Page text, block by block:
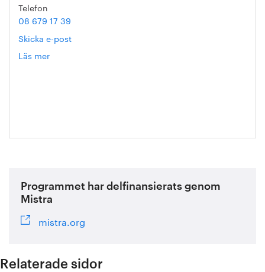
Telefon
08 679 17 39
Skicka e-post
Läs mer
Programmet har delfinansierats genom
Mistra
mistra.org
Relaterade sidor